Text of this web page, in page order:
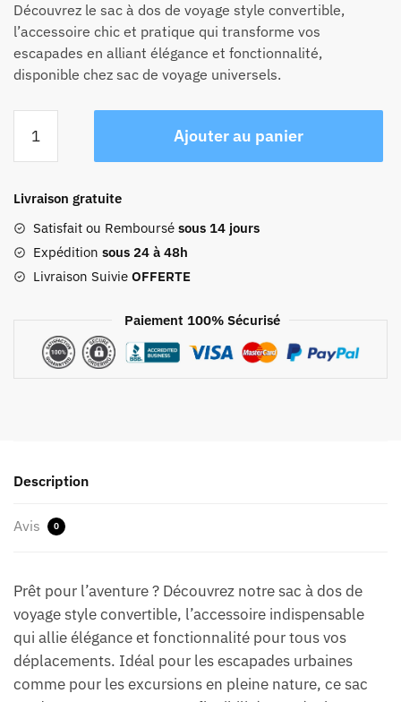
Découvrez le sac à dos de voyage style convertible,
l’accessoire chic et pratique qui transforme vos
escapades en alliant élégance et fonctionnalité,
disponible chez sac de voyage universels.
Sac
Dos
De
Voyage
Style
Ajouter au panier
Livraison gratuite
Satisfait ou Remboursé sous 14 jours
Expédition sous 24 à 48h
Livraison Suivie OFFERTE
Paiement 100% Sécurisé
Description
Avis 0
Prêt pour l’aventure ? Découvrez notre sac à dos de
voyage style convertible, l’accessoire indispensable
qui allie élégance et fonctionnalité pour tous vos
déplacements. Idéal pour les escapades urbaines
comme pour les excursions en pleine nature, ce sac